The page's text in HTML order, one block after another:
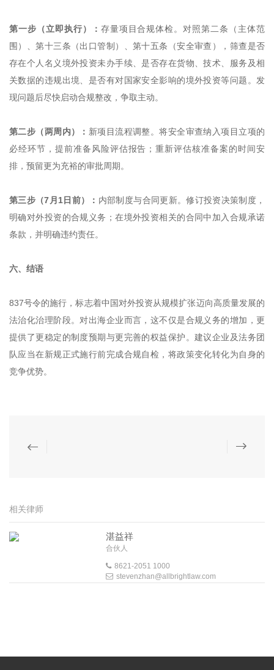
第一步（立即执行）： 存量项目合规体检。对照第二条（主体范
围）、第十三条（出口管制）、第十五条（安全审查），筛查是否
存在个人名义境外投资未办手续、是否存在货物、技术、服务及相
关数据的违规出境、是否有对国家安全影响的境外投资等问题。发
现问题后尽快启动合规整改，争取主动。
第二步（两周内）： 新项目流程调整。将安全审查纳入项目立项的
必经环节，提前准备风险评估报告；重新评估核准备案的时间安
排，预留更为充裕的审批周期。
第三步（7月1日前）： 内部制度与合同更新。修订投资决策制度，
明确对外投资的合规义务；在境外投资相关的合同中加入合规承诺
条款，并明确违约责任。
六、结语
837号令的施行，标志着中国对外投资从规模扩张迈向高质量发展的
法治化治理阶段。对出海企业而言，这不仅是合规义务的增加，更
提供了更稳定的制度预期与更完善的权益保护。建议企业及法务团
队应当在新规正式施行前完成合规自检，将政策变化转化为自身的
竞争优势。
相关律师
湛益祥
合伙人
8621-2051 1000
stevenzhan@allbrightlaw.com